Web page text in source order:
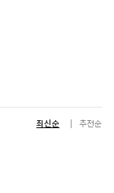
최신순 추천순